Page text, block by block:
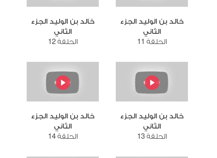
خالد بن الوليد الجزء
الثاني
الحلقة 11
خالد بن الوليد الجزء
الثاني
الحلقة 12
خالد بن الوليد الجزء
الثاني
الحلقة 13
خالد بن الوليد الجزء
الثاني
الحلقة 14